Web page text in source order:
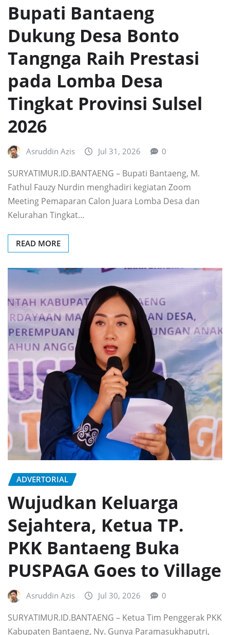
Bupati Bantaeng
Dukung Desa Bonto
Tangnga Raih Prestasi
pada Lomba Desa
Tingkat Provinsi Sulsel
2026
Asruddin Azis Jul 31, 2026 0
SURYATIMUR.ID.BANTAENG – Bupati Bantaeng, M.
Fathul Fauzy Nurdin menghadiri kegiatan Zoom
Meeting Pemaparan Calon Juara Lomba Desa dan
Kelurahan Tingkat…
READ MORE
ADVERTORIAL
Wujudkan Keluarga
Sejahtera, Ketua TP.
PKK Bantaeng Buka
PUSPAGA Goes to Village
Asruddin Azis Jul 30, 2026 0
SURYATIMUR.ID.BANTAENG – Ketua Tim Penggerak PKK
Kabupaten Bantaeng, Ny. Gunya Paramasukhaputri,